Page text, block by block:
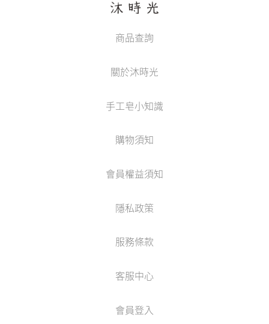
商品查詢
關於沐時光
手工皂小知識
購物須知
會員權益須知
隱私政策
服務條款
客服中心
會員登入